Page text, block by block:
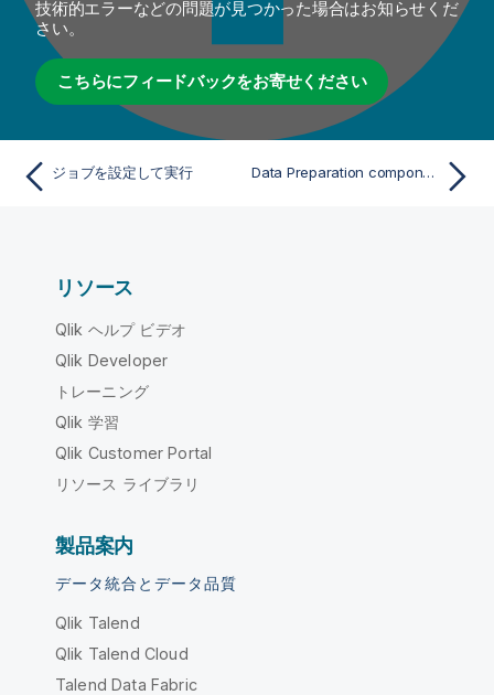
技術的エラーなどの問題が見つかった場合はお知らせくだ
さい。
こちらにフィードバックをお寄せください
ジョブを設定して実行 Data Preparation components
リソース
Qlik ヘルプ ビデオ
Qlik Developer
トレーニング
Qlik 学習
Qlik Customer Portal
リソース ライブラリ
製品案内
データ統合とデータ品質
Qlik Talend
Qlik Talend Cloud
Talend Data Fabric